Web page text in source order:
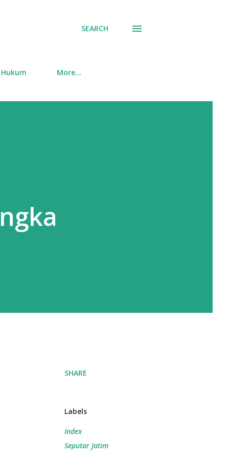
SEARCH
Hukum More…
SHARE
Labels
Index
Seputar Jatim